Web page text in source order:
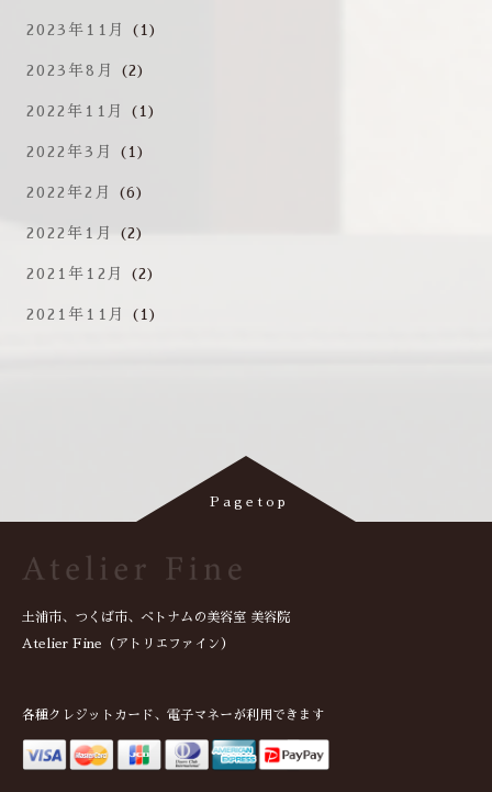
2023年11月 (1)
2023年8月 (2)
2022年11月 (1)
2022年3月 (1)
2022年2月 (6)
2022年1月 (2)
2021年12月 (2)
2021年11月 (1)
土浦市、つくば市、ベトナムの美容室 美容院
Atelier Fine（アトリエファイン）
各種クレジットカード、電子マネーが利用できます